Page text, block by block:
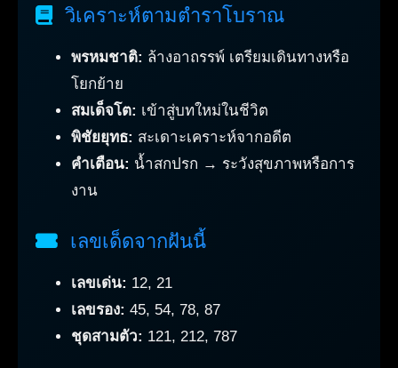
วิเคราะห์ตามตำราโบราณ
พรหมชาติ: ล้างอาถรรพ์ เตรียมเดินทางหรือ
โยกย้าย
สมเด็จโต: เข้าสู่บทใหม่ในชีวิต
พิชัยยุทธ: สะเดาะเคราะห์จากอดีต
คำเตือน: น้ำสกปรก → ระวังสุขภาพหรือการ
งาน
เลขเด็ดจากฝันนี้
เลขเด่น: 12, 21
เลขรอง: 45, 54, 78, 87
ชุดสามตัว: 121, 212, 787